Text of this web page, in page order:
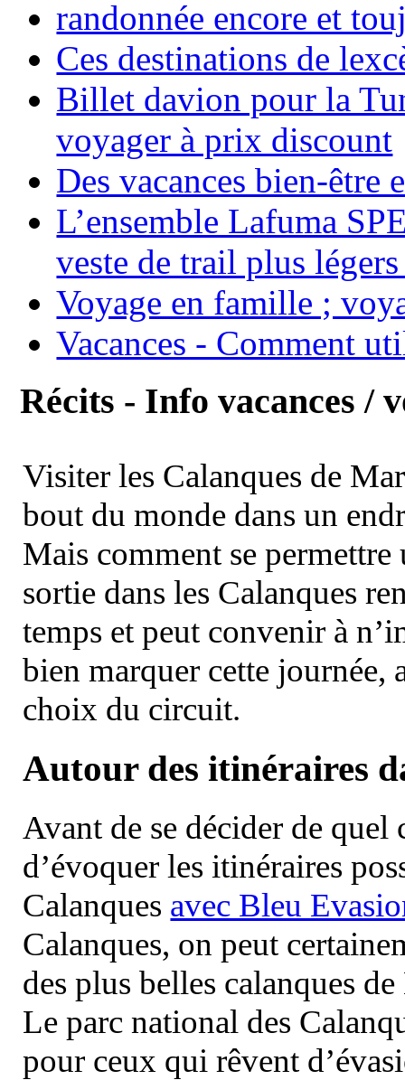
randonnée encore et
Ces destinations de
Billet davion pour la
voyager à prix discount
Des vacances bien-être
L’ensemble Lafuma
veste de trail plus
Voyage en famille ;
Vacances - Comment
Récits - Info vacances /
Visiter les Calanques de
bout du monde dans un
Mais comment se permettre
sortie dans les Calanques
temps et peut convenir à
bien marquer cette journée,
choix du circuit.
Autour des itinéraires
Avant de se décider de
d’évoquer les itinéraires
Calanques avec Bleu
Calanques, on peut
des plus belles calanques
Le parc national des
pour ceux qui rêvent